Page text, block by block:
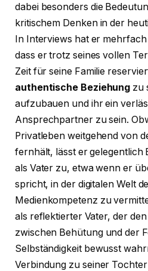
dabei besonders die
kritischem Denken in der
In Interviews hat er
dass er trotz seines vollen
Zeit für seine Familie
authentische Beziehung zu
aufzubauen und ihr ein
Ansprechpartner zu sein.
Privatleben weitgehend von
fernhält, lässt er gelegentlich
als Vater zu, etwa wenn er
spricht, in der digitalen Welt
Medienkompetenz zu
als reflektierter Vater, der
zwischen Behütung und der
Selbständigkeit bewusst
Verbindung zu seiner